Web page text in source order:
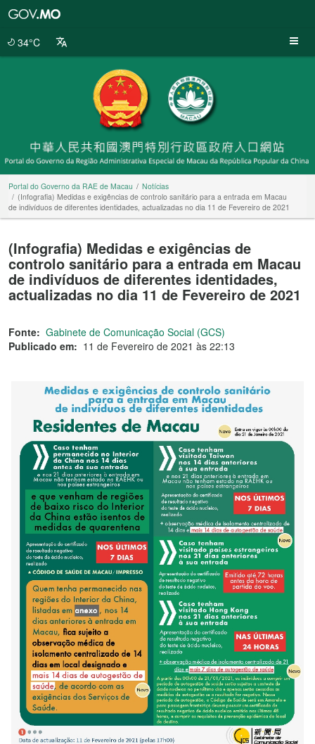
34°C
Portal do Governo da RAE de Macau
Notícias
(Infografia) Medidas e exigências de controlo sanitário para a entrada em Macau
de indivíduos de diferentes identidades, actualizadas no dia 11 de Fevereiro de 2021
(Infografia) Medidas e exigências de
controlo sanitário para a entrada em Macau
de indivíduos de diferentes identidades,
actualizadas no dia 11 de Fevereiro de 2021
Fonte: Gabinete de Comunicação Social (GCS)
Publicado em: 11 de Fevereiro de 2021 às 22:13